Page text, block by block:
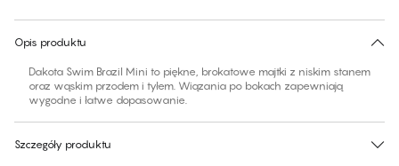
Opis produktu
Dakota Swim Brazil Mini to piękne, brokatowe majtki z niskim stanem
oraz wąskim przodem i tyłem. Wiązania po bokach zapewniają
wygodne i łatwe dopasowanie.
Szczegóły produktu